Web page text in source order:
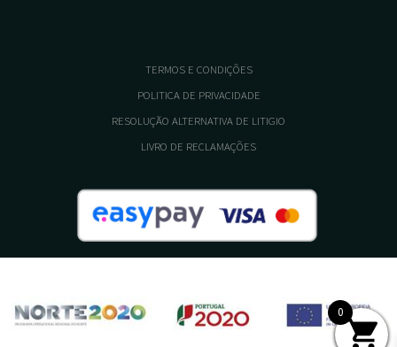
TERMOS E CONDIÇÕES
POLITICA DE PRIVACIDADE
RESOLUÇÃO ALTERNATIVA DE LITIGIO
LIVRO DE RECLAMAÇÕES
0